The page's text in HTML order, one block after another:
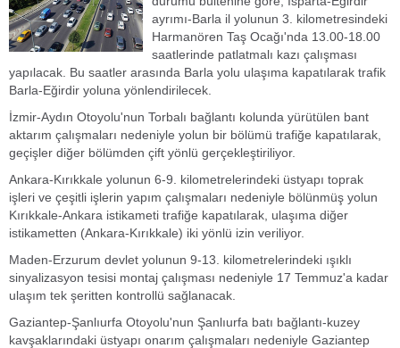
ayrımı-Barla il yolunun 3. kilometresindeki
Harmanören Taş Ocağı'nda 13.00-18.00
saatlerinde patlatmalı kazı çalışması
yapılacak. Bu saatler arasında Barla yolu ulaşıma kapatılarak trafik
Barla-Eğirdir yoluna yönlendirilecek.
İzmir-Aydın Otoyolu'nun Torbalı bağlantı kolunda yürütülen bant
aktarım çalışmaları nedeniyle yolun bir bölümü trafiğe kapatılarak,
geçişler diğer bölümden çift yönlü gerçekleştiriliyor.
Ankara-Kırıkkale yolunun 6-9. kilometrelerindeki üstyapı toprak
işleri ve çeşitli işlerin yapım çalışmaları nedeniyle bölünmüş yolun
Kırıkkale-Ankara istikameti trafiğe kapatılarak, ulaşıma diğer
istikametten (Ankara-Kırıkkale) iki yönlü izin veriliyor.
Maden-Erzurum devlet yolunun 9-13. kilometrelerindeki ışıklı
sinyalizasyon tesisi montaj çalışması nedeniyle 17 Temmuz'a kadar
ulaşım tek şeritten kontrollü sağlanacak.
Gaziantep-Şanlıurfa Otoyolu'nun Şanlıurfa batı bağlantı-kuzey
kavşaklarındaki üstyapı onarım çalışmaları nedeniyle Gaziantep